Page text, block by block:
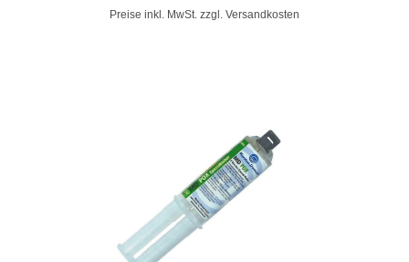
Preise inkl. MwSt. zzgl. Versandkosten